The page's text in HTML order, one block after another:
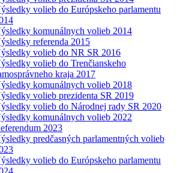
volieb do Európskeho parlamentu
komunálnych volieb 2014
referenda 2015
volieb do NR SR 2016
volieb do Trenčianskeho
kraja 2017
komunálnych volieb 2018
volieb prezidenta SR 2019
volieb do Národnej rady SR 2020
komunálnych volieb 2022
2023
predčasných parlamentných volieb
volieb do Európskeho parlamentu